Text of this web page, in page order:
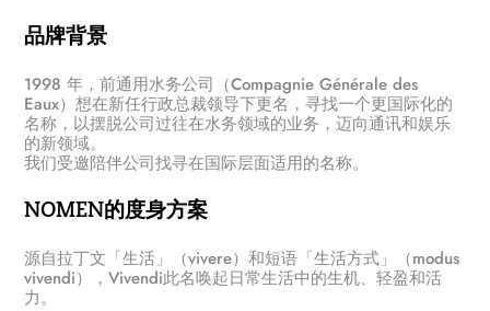
品牌背景
1998 年，前通用水务公司（Compagnie Générale des
Eaux）想在新任行政总裁领导下更名，寻找一个更国际化的
名称，以摆脱公司过往在水务领域的业务，迈向通讯和娱乐
的新领域。
我们受邀陪伴公司找寻在国际层面适用的名称。
NOMEN的度身方案
源自拉丁文「生活」（vivere）和短语「生活方式」（modus
vivendi），Vivendi此名唤起日常生活中的生机、轻盈和活
力。